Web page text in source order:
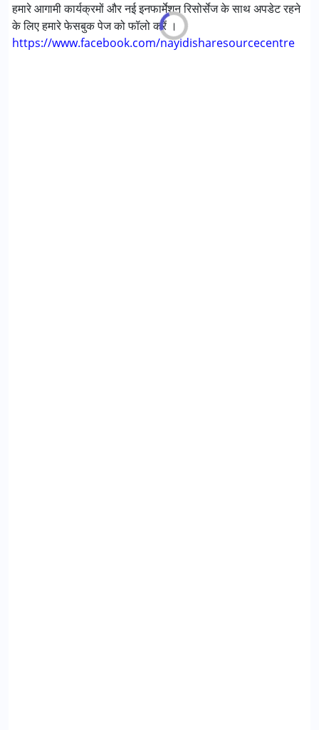
हमारे आगामी कार्यक्रमों और नई इनफार्मेशन रिसोर्सेज के साथ अपडेट रहने
के लिए हमारे फेसबुक पेज को फॉलो करें ।
https://www.facebook.com/nayidisharesourcecentre